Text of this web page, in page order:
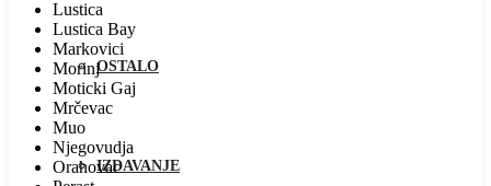
OSTALO
IZDAVANJE
Lustica
Lustica Bay
Markovici
Morinj
Moticki Gaj
Mrčevac
Muo
Njegovudja
Orahovac